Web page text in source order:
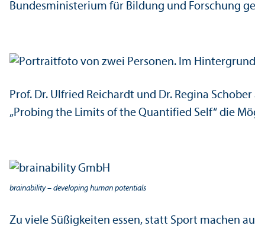
Bundes­ministerium für Bildung und Forschung
Prof. Dr. Ulfried Reichardt und Dr. Regina
„Probing the Limits of the Quanti­fied Self“ die
brainability – developing human potentials
Zu viele Süßigkeiten essen, statt Sport machen